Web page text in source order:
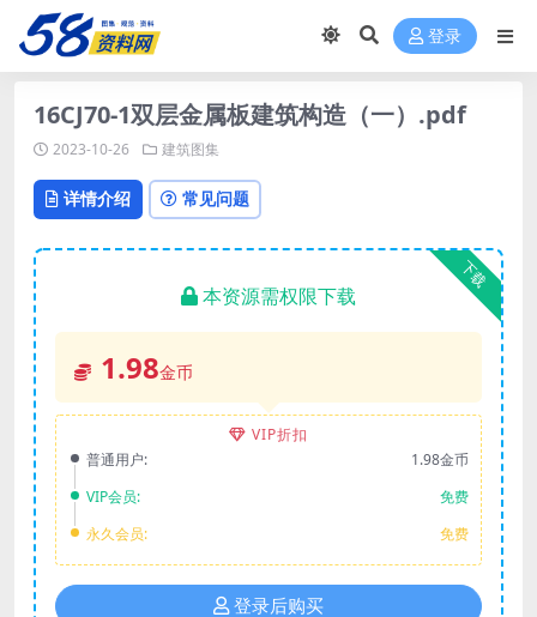
登录
16CJ70-1双层金属板建筑构造（一）.pdf
2023-10-26 建筑图集
详情介绍 常见问题
下载
本资源需权限下载
1.98金币
VIP折扣
普通用户:
1.98金币
VIP会员:
免费
永久会员:
免费
登录后购买